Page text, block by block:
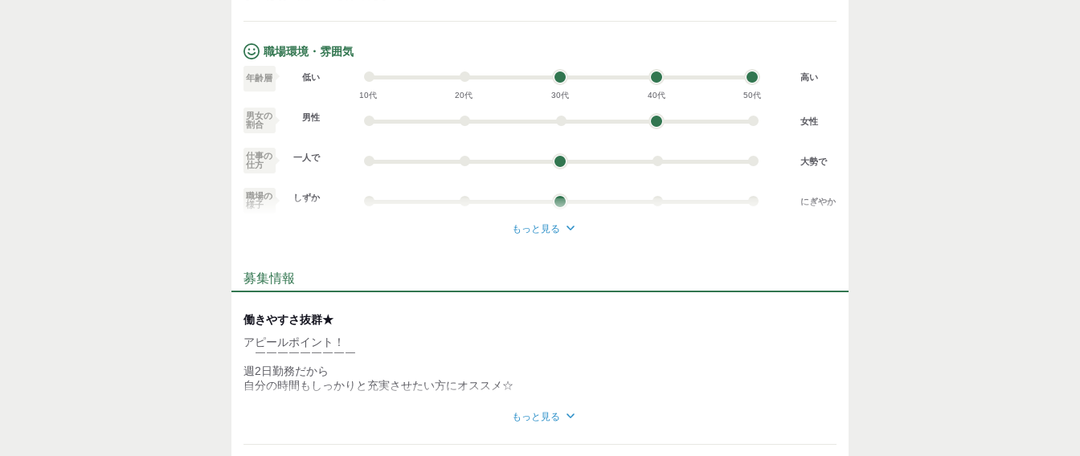
職場環境・雰囲気
年齢層 低い
10代 20代 30代 40代 50代
高い
男女の
割合
男性 女性
仕事の
仕方
一人で 大勢で
職場の
様子
しずか にぎやか
個性が生かせる
デスクワーク
お客様との対話が
少ない
力仕事が少ない
もっと見る
募集情報
働きやすさ抜群★
アピールポイント！
￣￣￣￣￣￣￣￣￣
週2日勤務だから
自分の時間もしっかりと充実させたい方にオススメ☆
もっと見る